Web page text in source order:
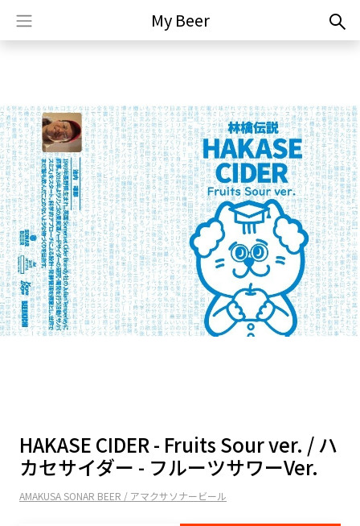
My Beer
HAKASE CIDER - Fruits Sour ver. / ハ
カセサイダー - フルーツサワーVer.
AMAKUSA SONAR BEER / アマクサソナービール